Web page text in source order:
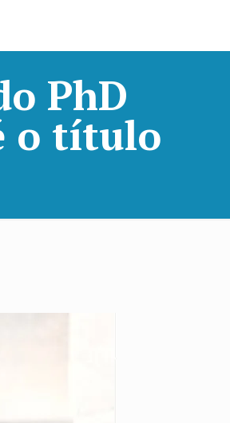
PhD
o título